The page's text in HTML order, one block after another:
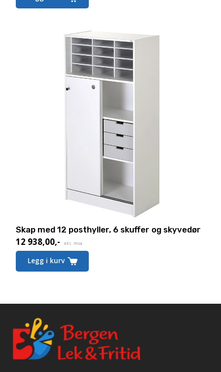
Skap med 12 posthyller, 6 skuffer og skyvedør
12 938,00,- eks. mva.
Legg i kurv
Dette
har
produktsiden